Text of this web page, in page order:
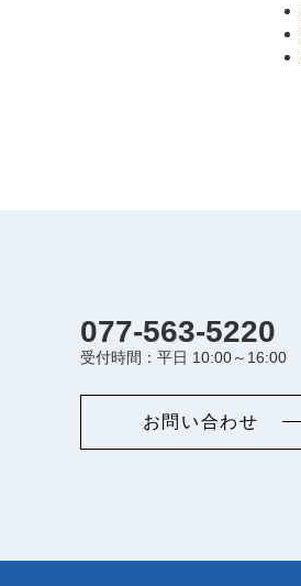
077-563-5220
受付時間：平日 10:00～16:00
お問い合わせ